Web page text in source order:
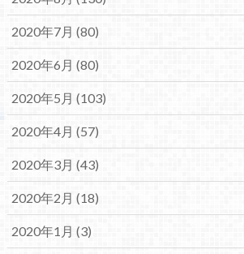
2020年7月 (80)
2020年6月 (80)
2020年5月 (103)
2020年4月 (57)
2020年3月 (43)
2020年2月 (18)
2020年1月 (3)